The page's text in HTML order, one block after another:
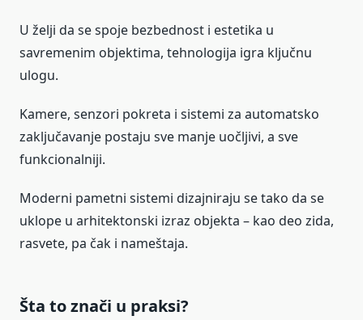
U želji da se spoje bezbednost i estetika u
savremenim objektima, tehnologija igra ključnu
ulogu.
Kamere, senzori pokreta i sistemi za automatsko
zaključavanje postaju sve manje uočljivi, a sve
funkcionalniji.
Moderni pametni sistemi dizajniraju se tako da se
uklope u arhitektonski izraz objekta – kao deo zida,
rasvete, pa čak i nameštaja.
Šta to znači u praksi?